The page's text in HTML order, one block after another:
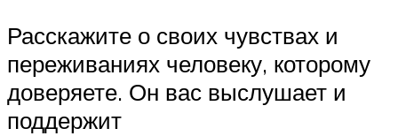
Расскажите о своих чувствах и
переживаниях человеку, которому
доверяете. Он вас выслушает и
поддержит